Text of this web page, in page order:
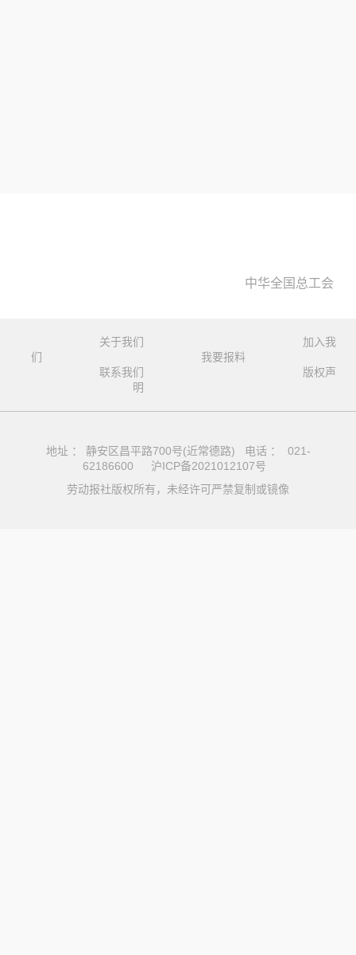
中华全国总工会
关于我们
加入我
们
我要报料
联系我们
版权声
明
地址 ： 静安区昌平路700号(近常德路) 电话 ： 021-
62186600
沪ICP备2021012107号
劳动报社版权所有，未经许可严禁复制或镜像